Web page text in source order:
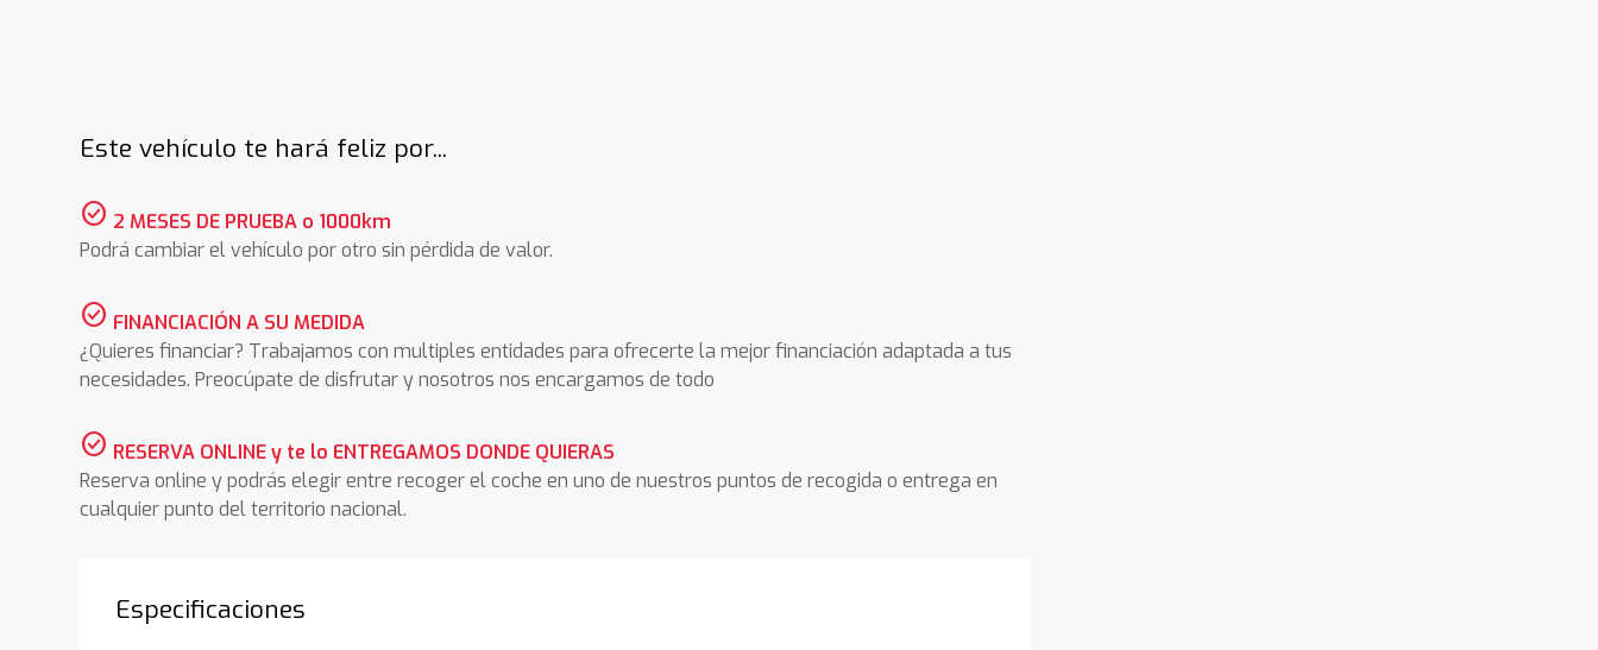
Este vehículo te hará feliz por...
check_circle 2 MESES DE PRUEBA o 1000km
Podrá cambiar el vehículo por otro sin pérdida de valor.
check_circle FINANCIACIÓN A SU MEDIDA
¿Quieres financiar? Trabajamos con multiples entidades para ofrecerte la mejor financiación adaptada a tus
necesidades. Preocúpate de disfrutar y nosotros nos encargamos de todo
check_circle RESERVA ONLINE y te lo ENTREGAMOS DONDE QUIERAS
Reserva online y podrás elegir entre recoger el coche en uno de nuestros puntos de recogida o entrega en
cualquier punto del territorio nacional.
Especificaciones